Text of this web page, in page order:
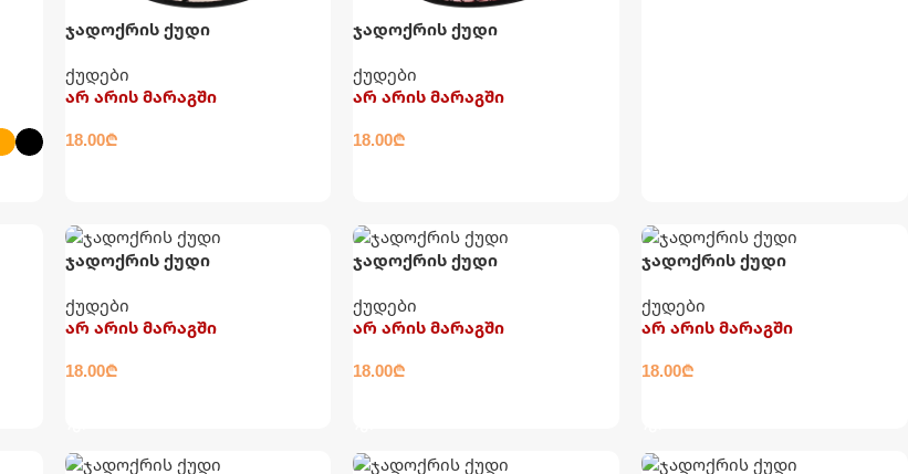
ჯადოქრის ქუდი
ქუდები
არ არის მარაგში
18.00₾
ჯადოქრის ქუდი
ქუდები
არ არის მარაგში
18.00₾
ჯადოქრის ქუდი
ქუდები
არ არის მარაგში
18.00₾
ჯადოქრის ქუდი
ქუდები
არ არის მარაგში
18.00₾
ჯადოქრის ქუდი
ქუდები
არ არის მარაგში
18.00₾